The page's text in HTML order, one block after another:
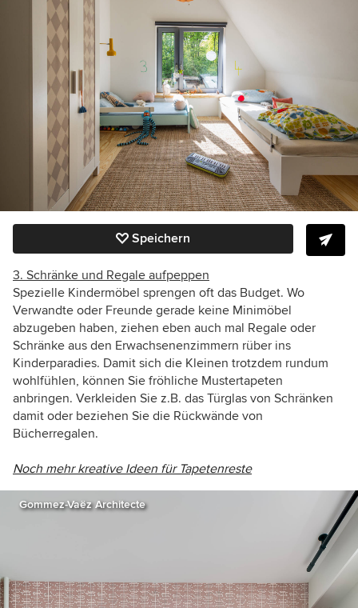
Speichern
3. Schränke und Regale aufpeppen
Spezielle Kindermöbel sprengen oft das Budget. Wo
Verwandte oder Freunde gerade keine Minimöbel
abzugeben haben, ziehen eben auch mal Regale oder
Schränke aus den Erwachsenenzimmern rüber ins
Kinderparadies. Damit sich die Kleinen trotzdem rundum
wohlfühlen, können Sie fröhliche Mustertapeten
anbringen. Verkleiden Sie z.B. das Türglas von Schränken
damit oder beziehen Sie die Rückwände von
Bücherregalen.
Noch mehr kreative Ideen für Tapetenreste
Gommez-Vaëz Architecte